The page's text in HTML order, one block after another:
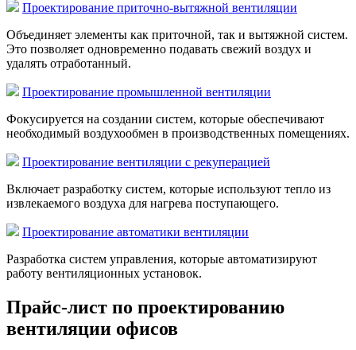
Проектирование приточно-вытяжной вентиляции
Объединяет элементы как приточной, так и вытяжной систем.
Это позволяет одновременно подавать свежий воздух и
удалять отработанный.
Проектирование промышленной вентиляции
Фокусируется на создании систем, которые обеспечивают
необходимый воздухообмен в производственных помещениях.
Проектирование вентиляции с рекуперацией
Включает разработку систем, которые используют тепло из
извлекаемого воздуха для нагрева поступающего.
Проектирование автоматики вентиляции
Разработка систем управления, которые автоматизируют
работу вентиляционных установок.
Прайс-лист по проектированию
вентиляции офисов